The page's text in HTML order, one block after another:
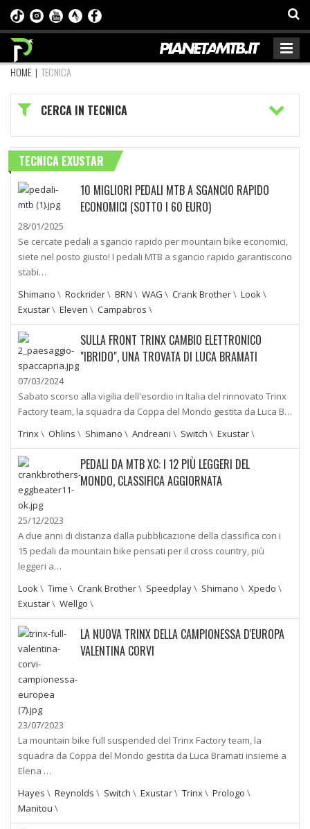
HOME | TECNICA
CERCA IN TECNICA
TECNICA EXUSTAR
10 MIGLIORI PEDALI MTB A SGANCIO RAPIDO
ECONOMICI (SOTTO I 60 EURO)
28/01/2025
Se cercate pedali a sgancio rapido per mountain bike economici,
siete nel posto giusto! I pedali MTB a sgancio rapido garantiscono
stabi…
Shimano \ Rockrider\ BRN \ WAG \ Crank Brother\ Look \
Exustar\ Eleven \ Campabros \
SULLA FRONT TRINX CAMBIO ELETTRONICO
"IBRIDO", UNA TROVATA DI LUCA BRAMATI
07/03/2024
Sabato scorso alla vigilia dell'esordio in Italia del rinnovato Trinx
Factory team, la squadra da Coppa del Mondo gestita da Luca B…
Trinx\ Ohlins \ Shimano \ Andreani \ Switch \ Exustar\
PEDALI DA MTB XC: I 12 PIÙ LEGGERI DEL
MONDO, CLASSIFICA AGGIORNATA
25/12/2023
A due anni di distanza dalla pubblicazione della classifica con i
15 pedali da mountain bike pensati per il cross country, più
leggeri a…
Look \ Time \ Crank Brother\ Speedplay\ Shimano \ Xpedo \
Exustar\ Wellgo \
LA NUOVA TRINX DELLA CAMPIONESSA D'EUROPA
VALENTINA CORVI
23/07/2023
La mountain bike full suspended del Trinx Factory team, la
squadra da Coppa del Mondo gestita da Luca Bramati insieme a
Elena …
Hayes \ Reynolds \ Switch \ Exustar\ Trinx\ Prologo \
Manitou \